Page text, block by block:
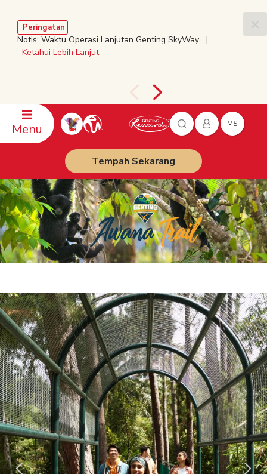
Peringatan
Notis: Waktu Operasi Lanjutan Genting SkyWay |
Ketahui Lebih Lanjut
Menu MS
Tempah Sekarang